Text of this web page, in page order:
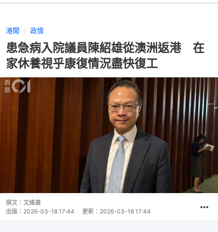
港聞 政情
患急病入院議員陳紹雄從澳洲返港 在
家休養視乎康復情況盡快復工
撰文： 文維廣
出版： 2026-03-18 17:44 更新： 2026-03-18 17:44